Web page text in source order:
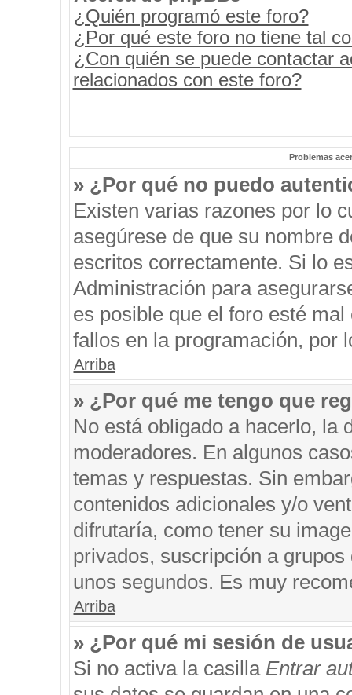
¿Quién programó este foro?
¿Por qué este foro no tiene tal
¿Con quién se puede contactar
relacionados con este foro?
Problemas
» ¿Por qué no puedo
Existen varias razones por lo
asegúrese de que su nombre
escritos correctamente. Si lo
Administración para
es posible que el foro esté
fallos en la programación, por
Arriba
» ¿Por qué me tengo que
No está obligado a hacerlo, la
moderadores. En algunos
temas y respuestas. Sin
contenidos adicionales y/o
difrutaría, como tener su
privados, suscripción a
unos segundos. Es muy
Arriba
» ¿Por qué mi sesión de
Si no activa la casilla Entrar